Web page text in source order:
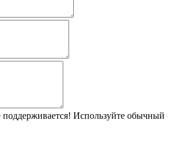
Используйте обычный